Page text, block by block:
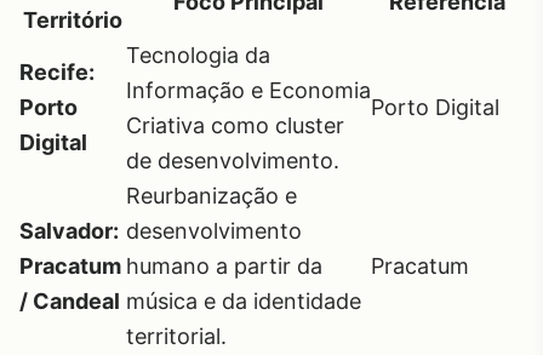
Território
Recife:
Porto
Digital
Tecnologia da
Informação e Economia
Criativa como cluster
de desenvolvimento.
Porto Digital
Salvador:
Pracatum
/ Candeal
Reurbanização e
desenvolvimento
humano a partir da
música e da identidade
territorial.
Pracatum